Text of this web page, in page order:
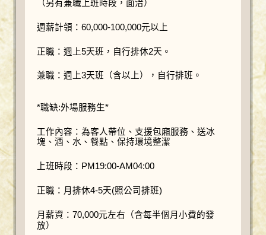
（另有兼職上班時段，面洽）
週薪計領：60,000-100,000元以上
正職：週上5天班，自行排休2天。
兼職：週上3天班（含以上），自行排班。
*職缺:外場服務生*
工作內容：為客人帶位、支援包廂服務、送冰
塊、酒、水、餐點、保持環境整潔
上班時段：PM19:00-AM04:00
正職：月排休4-5天(照公司排班)
月薪資：70,000元左右（含每半個月小費的發
放）